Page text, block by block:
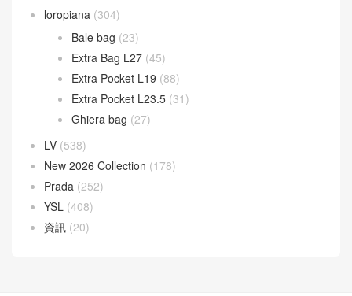
loropiana (304)
Bale bag (23)
Extra Bag L27 (45)
Extra Pocket L19 (88)
Extra Pocket L23.5 (31)
Ghiera bag (27)
LV (538)
New 2026 Collection (178)
Prada (252)
YSL (408)
資訊 (20)